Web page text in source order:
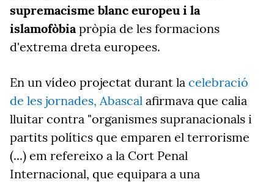
supremacisme blanc europeu i la
islamofòbiapròpia de les formacions
d'extrema dreta europees.
En un vídeo projectat durant la celebració
de les jornades, Abascal afirmava que calia
lluitar contra "organismes supranacionals i
partits polítics que emparen el terrorisme
(...) em refereixo a la Cort Penal
Internacional, que equipara a una